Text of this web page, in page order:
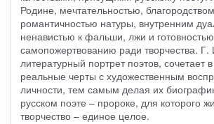
Родине, мечтательностью,
романтичностью натуры, внутренним
ненавистью к фальши, лжи и
самопожертвованию ради творчества. Г.
литературный портрет поэтов, сочетает
реальные черты с художественным
личности, тем самым делая их
русском поэте – пророке, для которого
творчество – единое целое.